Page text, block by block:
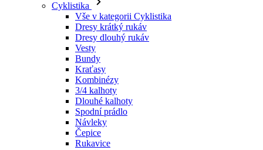
Cyklistika
Vše v kategorii Cyklistika
Dresy krátký rukáv
Dresy dlouhý rukáv
Vesty
Bundy
Kraťasy
Kombinézy
3/4 kalhoty
Dlouhé kalhoty
Spodní prádlo
Návleky
Čepice
Rukavice